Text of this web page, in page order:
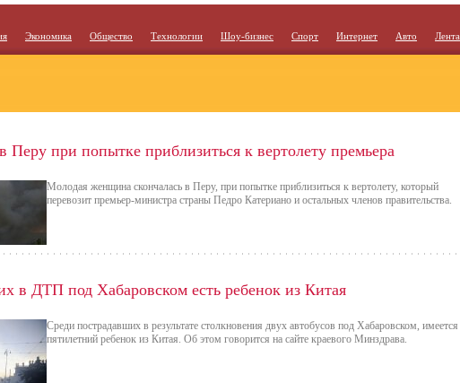
Экономика Общество Технологии Шоу-бизнес Спорт Интернет Авто Лента
при попытке приблизиться к вертолету премьера
Молодая женщина скончалась в Перу, при попытке приблизиться к вертолету, который
перевозит премьер-министра страны Педро Катериано и остальных членов правительства.
в ДТП под Хабаровском есть ребенок из Китая
Среди пострадавших в результате столкновения двух автобусов под Хабаровском, имеется
пятилетний ребенок из Китая. Об этом говорится на сайте краевого Минздрава.